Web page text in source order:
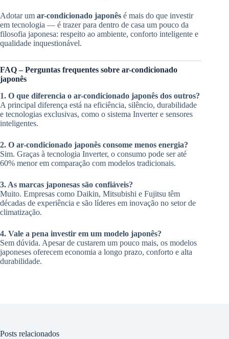
Adotar um ar-condicionado japonês é mais do que investir
em tecnologia — é trazer para dentro de casa um pouco da
filosofia japonesa: respeito ao ambiente, conforto inteligente e
qualidade inquestionável.
FAQ – Perguntas frequentes sobre ar-condicionado
japonês
1. O que diferencia o ar-condicionado japonês dos outros?
A principal diferença está na eficiência, silêncio, durabilidade
e tecnologias exclusivas, como o sistema Inverter e sensores
inteligentes.
2. O ar-condicionado japonês consome menos energia?
Sim. Graças à tecnologia Inverter, o consumo pode ser até
60% menor em comparação com modelos tradicionais.
3. As marcas japonesas são confiáveis?
Muito. Empresas como Daikin, Mitsubishi e Fujitsu têm
décadas de experiência e são líderes em inovação no setor de
climatização.
4. Vale a pena investir em um modelo japonês?
Sem dúvida. Apesar de custarem um pouco mais, os modelos
japoneses oferecem economia a longo prazo, conforto e alta
durabilidade.
Posts relacionados